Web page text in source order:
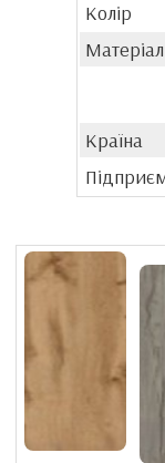
Колір
Країна